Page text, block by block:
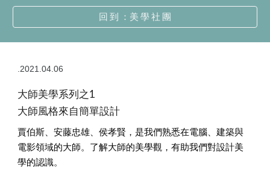
回 到 ：美 學 社 團
.2021.04.06
大師美學系列之1
大師風格來自簡單設計
賈伯斯、安藤忠雄、侯孝賢，是我們熟悉在電腦、建築與
電影領域的大師。了解大師的美學觀，有助我們對設計美
學的認識。